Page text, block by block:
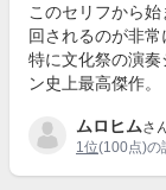
このセリフから
回されるのが非常
特に文化祭の演
ン史上最高傑作。
ムロヒムさ
1位(100点)の